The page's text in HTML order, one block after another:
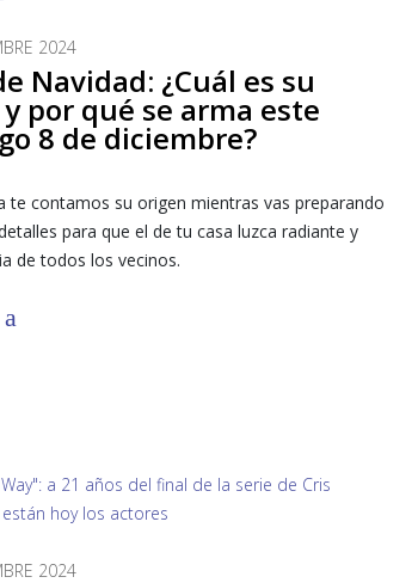
2024
Navidad: ¿Cuál es su
por qué se arma este
8 de diciembre?
te contamos su origen mientras vas preparando
para que el de tu casa luzca radiante y
de todos los vecinos.
2024